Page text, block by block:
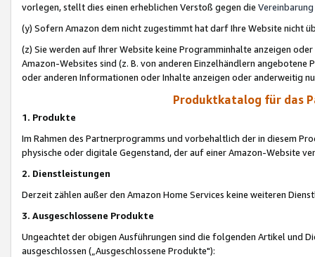
vorlegen, stellt dies einen erheblichen Verstoß gegen die Vereinbarung
(y) Sofern Amazon dem nicht zugestimmt hat darf Ihre Website nicht
(z) Sie werden auf Ihrer Website keine Programminhalte anzeigen
Amazon-Websites sind (z. B. von anderen Einzelhändlern
oder anderen Informationen oder Inhalte anzeigen oder anderweitig
Produktkatalog für das
1. Produkte
Im Rahmen des Partnerprogramms und vorbehaltlich der in diesem
physische oder digitale Gegenstand, der auf einer Amazon-Website
2. Dienstleistungen
Derzeit zählen außer den Amazon Home Services keine weiteren
3. Ausgeschlossene Produkte
Ungeachtet der obigen Ausführungen sind die folgenden Artikel und
ausgeschlossen („Ausgeschlossene Produkte"):